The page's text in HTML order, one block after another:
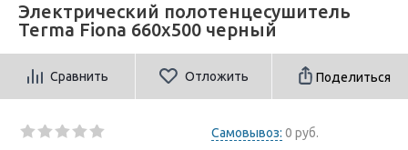
Электрический полотенцесушитель
Terma Fiona 660x500 черный
Сравнить Отложить Поделиться
Самовывоз: 0 руб.